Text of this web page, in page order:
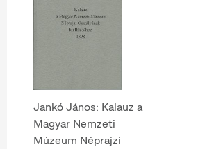
Jankó János: Kalauz a
Magyar Nemzeti
Múzeum Néprajzi